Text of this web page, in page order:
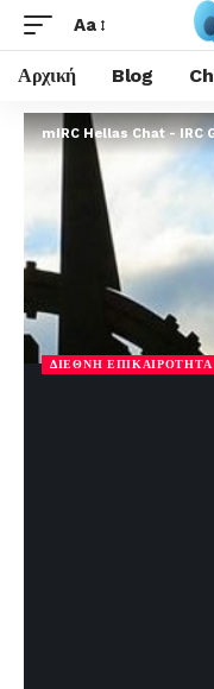
Aa
Αρχική Blog
ΔΙΕΘΝΉ ΕΠΙΚΑΙΡΌΤΗΤΑ